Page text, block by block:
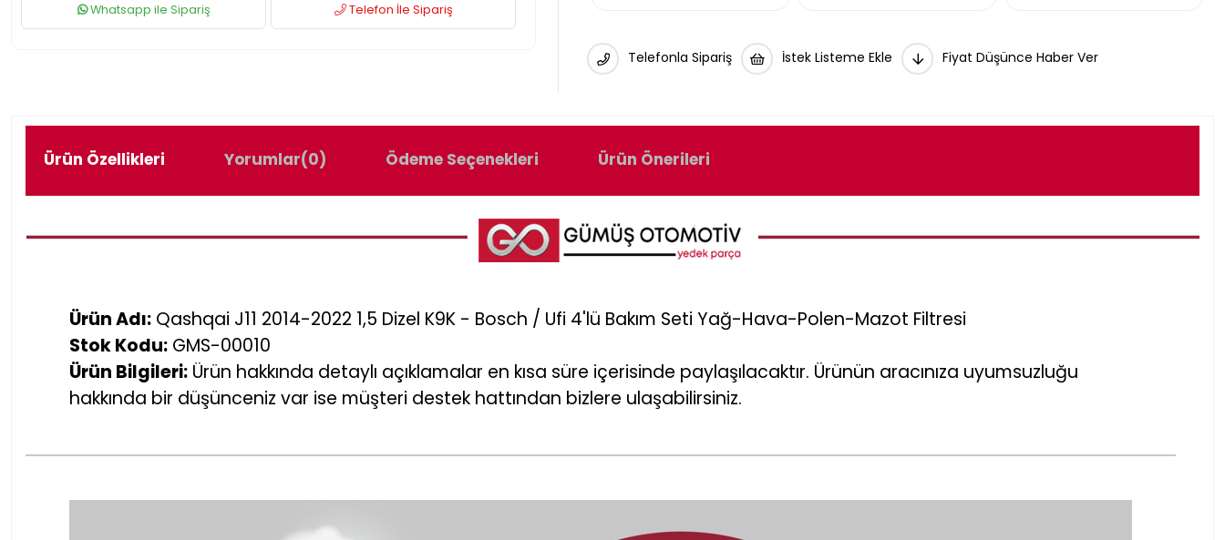
Whatsapp ile Sipariş Telefon İle Sipariş
Telefonla Sipariş İstek Listeme Ekle Fiyat Düşünce Haber Ver
Ürün Özellikleri Yorumlar(0) Ödeme Seçenekleri Ürün Önerileri
Ürün Adı: Qashqai J11 2014-2022 1,5 Dizel K9K - Bosch / Ufi 4'lü Bakım Seti Yağ-Hava-Polen-Mazot Filtresi
Stok Kodu: GMS-00010
Ürün Bilgileri: Ürün hakkında detaylı açıklamalar en kısa süre içerisinde paylaşılacaktır. Ürünün aracınıza uyumsuzluğu
hakkında bir düşünceniz var ise müşteri destek hattından bizlere ulaşabilirsiniz.